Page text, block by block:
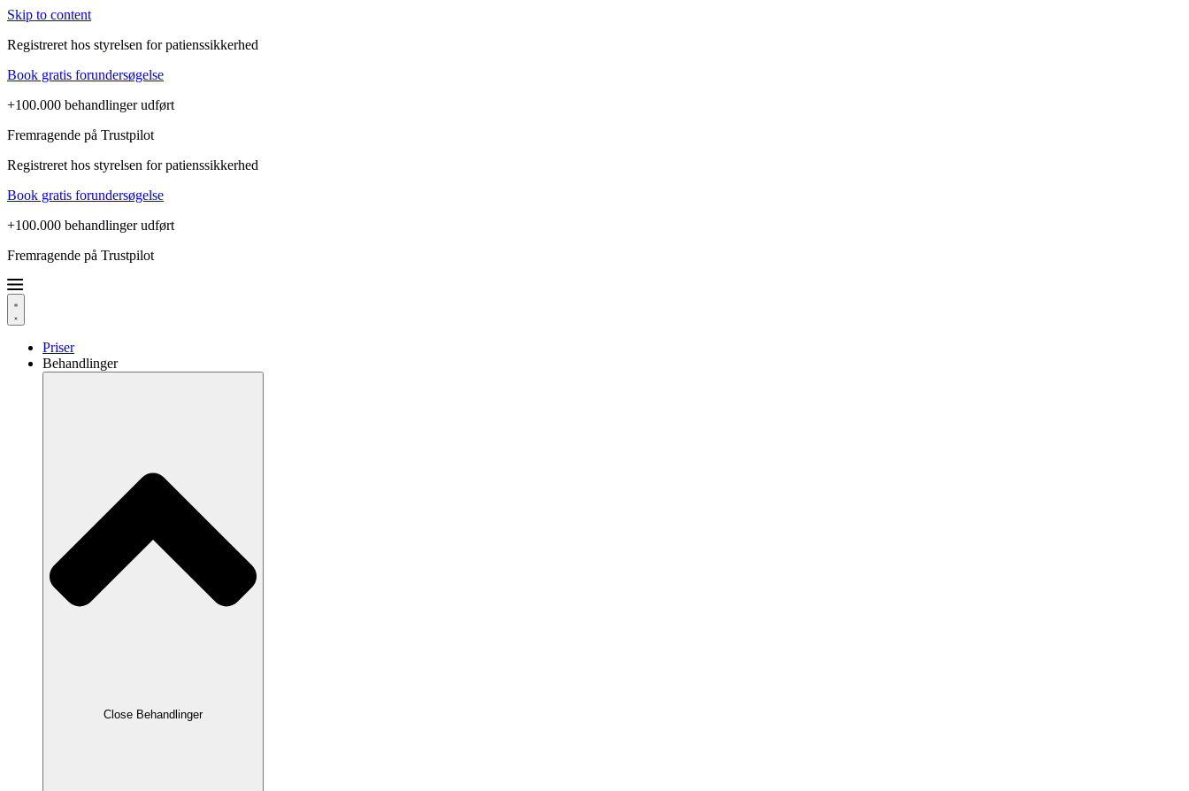
Skip to content
Registreret hos styrelsen for patienssikkerhed
Book gratis forundersøgelse
+100.000 behandlinger udført
Fremragende på Trustpilot
Registreret hos styrelsen for patienssikkerhed
Book gratis forundersøgelse
+100.000 behandlinger udført
Fremragende på Trustpilot
Priser
Behandlinger
Close Behandlinger